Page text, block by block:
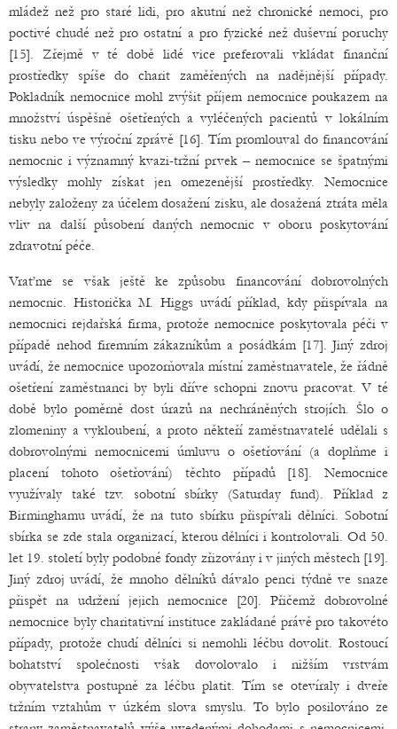
mládež než pro staré lidi, pro akutní než chronické nemoci, pro
poctivé chudé než pro ostatní a pro fyzické než duševní poruchy
[15]. Zřejmě v té době lidé vice preferovali vkládat finanční
prostředky spíše do charit zaměřených na nadějnější případy.
Pokladník nemocnice mohl zvýšit příjem nemocnice poukazem na
množství úspěšně ošetřených a vyléčených pacientů v lokálním
tisku nebo ve výroční zprávě [16]. Tím promlouval do financování
nemocnic i významný kvazi-tržní prvek – nemocnice se špatnými
výsledky mohly získat jen omezenější prostředky. Nemocnice
nebyly založeny za účelem dosažení zisku, ale dosažená ztráta měla
vliv na další působení daných nemocnic v oboru poskytování
zdravotní péče.
Vraťme se však ještě ke způsobu financování dobrovolných
nemocnic. Historička M. Higgs uvádí příklad, kdy přispívala na
nemocnici rejdařská firma, protože nemocnice poskytovala péči v
případě nehod firemním zákazníkům a posádkám [17]. Jiný zdroj
uvádí, že nemocnice upozorňovala místní zaměstnavatele, že řádně
ošetření zaměstnanci by byli dříve schopni znovu pracovat. V té
době bylo poměrně dost úrazů na nechráněných strojích. Šlo o
zlomeniny a vykloubení, a proto někteří zaměstnavatelé udělali s
dobrovolnými nemocnicemi úmluvu o ošetřování (a doplňme i
placení tohoto ošetřování) těchto případů [18]. Nemocnice
využívaly také tzv. sobotní sbírky (Saturday fund). Příklad z
Birminghamu uvádí, že na tuto sbírku přispívali dělníci. Sobotní
sbírka se zde stala organizací, kterou dělníci i kontrolovali. Od 50.
let 19. století byly podobné fondy zřizovány i v jiných městech [19].
Jiný zdroj uvádí, že mnoho dělníků dávalo penci týdně ve snaze
přispět na udržení jejich nemocnice [20]. Přičemž dobrovolné
nemocnice byly charitativní instituce zakládané právě pro takovéto
případy, protože chudí dělníci si nemohli léčbu dovolit. Rostoucí
bohatství společnosti však dovolovalo i nižším vrstvám
obyvatelstva postupně za léčbu platit. Tím se otevíraly i dveře
tržním vztahům v úzkém slova smyslu. To bylo posilováno ze